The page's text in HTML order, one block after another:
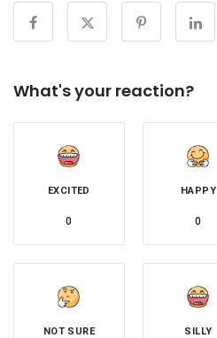
What's your reaction?
EXCITED
0
HAPPY
0
NOT SURE SILLY